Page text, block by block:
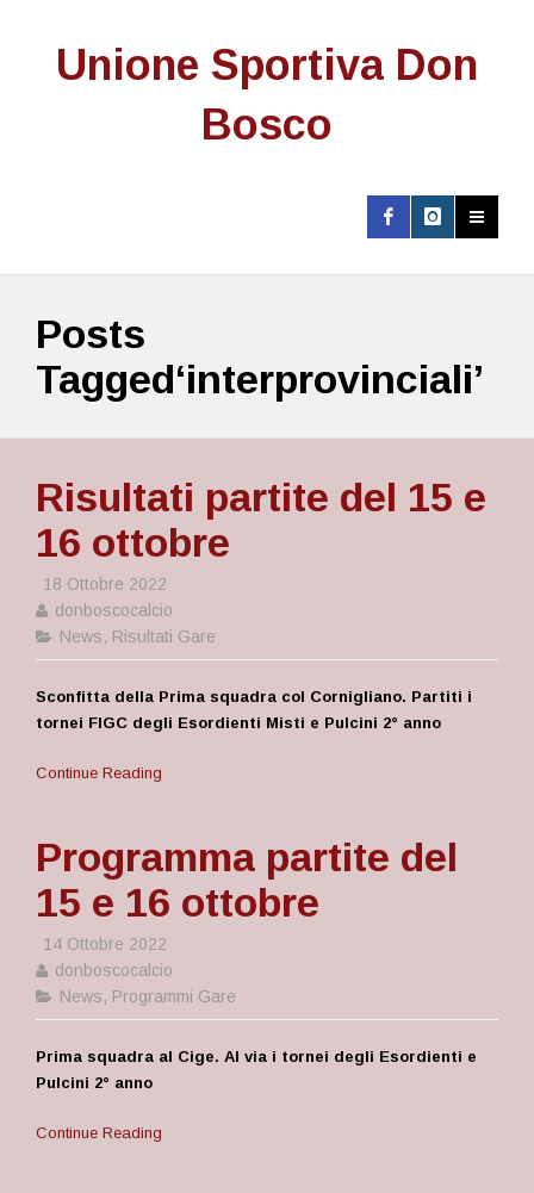
Unione Sportiva Don
Bosco
Posts
Tagged‘interprovinciali’
Risultati partite del 15 e
16 ottobre
18 Ottobre 2022
donboscocalcio
News, Risultati Gare
Sconfitta della Prima squadra col Cornigliano. Partiti i
tornei FIGC degli Esordienti Misti e Pulcini 2° anno
Continue Reading
Programma partite del
15 e 16 ottobre
14 Ottobre 2022
donboscocalcio
News, Programmi Gare
Prima squadra al Cige. Al via i tornei degli Esordienti e
Pulcini 2° anno
Continue Reading